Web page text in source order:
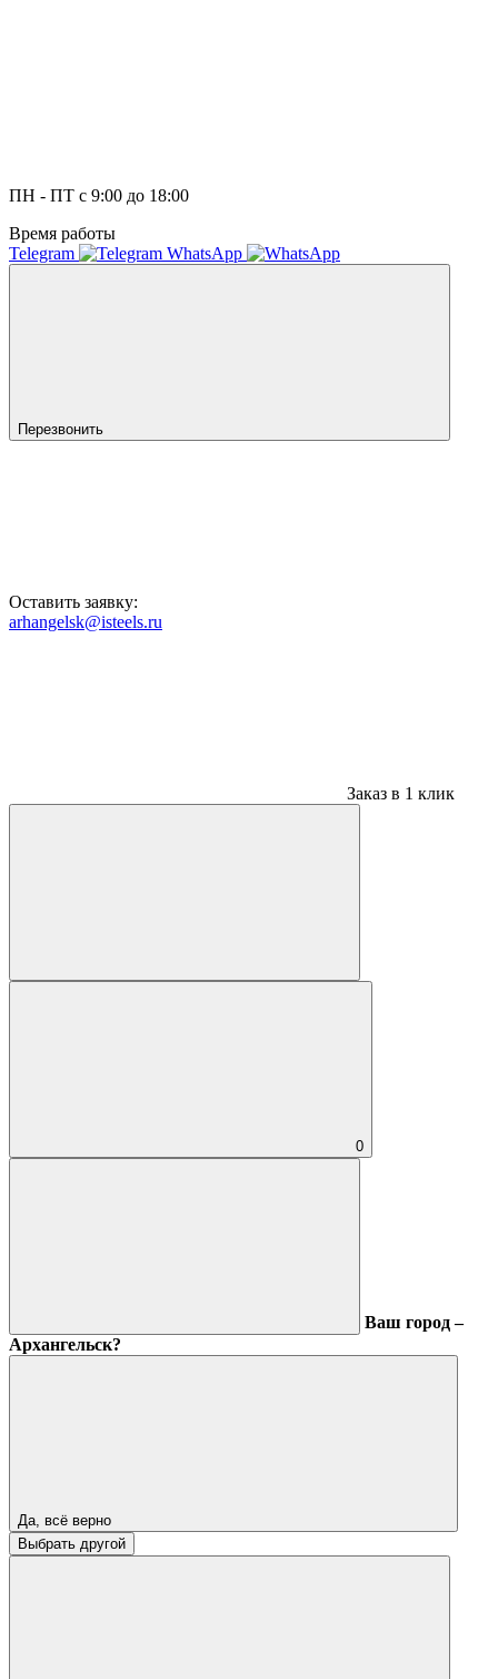
ПН - ПТ с 9:00 до 18:00
Время работы
Telegram
WhatsApp
Перезвонить
Оставить заявку:
arhangelsk@isteels.ru
Заказ в 1 клик
0
Ваш город –
Архангельск?
Да, всё верно
Выбрать другой